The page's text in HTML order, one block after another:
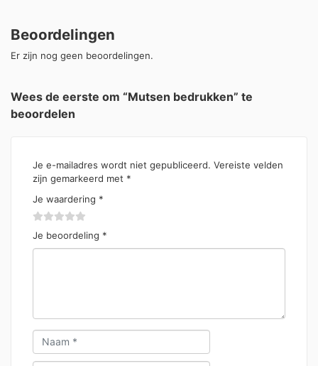
Beoordelingen
Er zijn nog geen beoordelingen.
Wees de eerste om “Mutsen bedrukken” te
beoordelen
Je e-mailadres wordt niet gepubliceerd. Vereiste velden
zijn gemarkeerd met *
Je waardering *
Je beoordeling *